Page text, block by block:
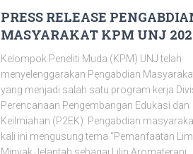
PRESS RELEASE
MASYARAKAT KPM UNJ
Kelompok Peneliti Muda (KPM) UNJ telah
menyelenggarakan Pengabdian
yang menjadi salah satu program kerja
Perencanaan Pengembangan Edukasi dan
Keilmiahan (P2EK). Pengabdian
kali ini mengusung tema “Pemanfaatan